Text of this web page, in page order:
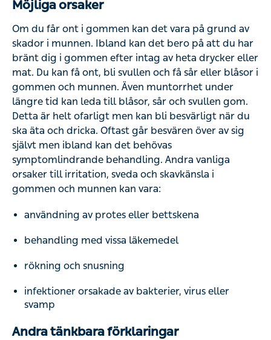
Möjliga orsaker
Om du får ont i gommen kan det vara på grund av skador i
munnen. Ibland kan det bero på att du har bränt dig i
gommen efter intag av heta drycker eller mat. Du kan få
ont, bli svullen och få sår eller blåsor i gommen och
munnen. Även muntorrhet under längre tid kan leda till
blåsor, sår och svullen gom. Detta är helt ofarligt men kan
bli besvärligt när du ska äta och dricka. Oftast går
besvären över av sig självt men ibland kan det behövas
symptomlindrande behandling. Andra vanliga orsaker till
irritation, sveda och skavkänsla i gommen och munnen
kan vara:
Andra tänkbara förklaringar
Avaftekan du få ömmande sår som liknar blåsor med